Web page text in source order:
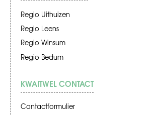
Regio Uithuizen
Regio Leens
Regio Winsum
Regio Bedum
KWAITWEL CONTACT
Contactformulier